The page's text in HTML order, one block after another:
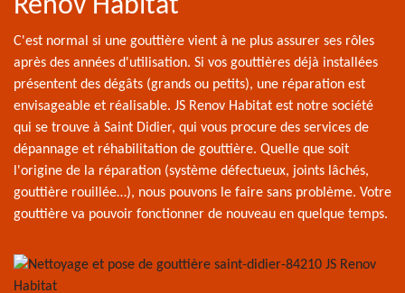
Renov Habitat
C'est normal si une gouttière vient à ne plus assurer ses rôles
après des années d'utilisation. Si vos gouttières déjà installées
présentent des dégâts (grands ou petits), une réparation est
envisageable et réalisable. JS Renov Habitat est notre société
qui se trouve à Saint Didier, qui vous procure des services de
dépannage et réhabilitation de gouttière. Quelle que soit
l'origine de la réparation (système défectueux, joints lâchés,
gouttière rouillée…), nous pouvons le faire sans problème. Votre
gouttière va pouvoir fonctionner de nouveau en quelque temps.